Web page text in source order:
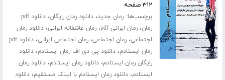
۳۱۲ صفحه
برچسب‌ها:رمان جدید،دانلود رمان رایگان،
دانلود pdf
رمان،رمان ایرانی pdf ،رمان عاشقانه ایرانی،دانلود رمان
اجتماعی،رمان اجتماعی،رمان اجتماعی ایرانی،
دانلود pdf
رمان ایستادم،دانلود پی دی اف رمان ایستادم،دانلود
رایگان رمان ایستادم،دانلود رمان ایستادم،دانلود رمان
ایستادم،دانلود رمان ایستادم با لینک مستقیم،دانلود